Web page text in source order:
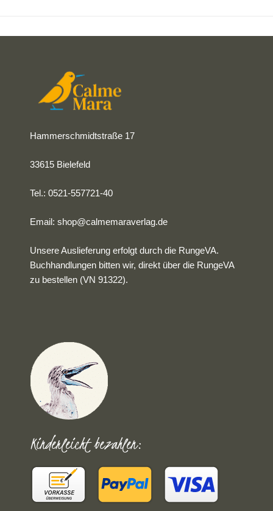
Hammerschmidtstraße 17
33615 Bielefeld
Tel.: 0521-557721-40
Email:shop@calmemaraverlag.de
Unsere Auslieferung erfolgt durch die RungeVA.
Buchhandlungen bitten wir, direkt über die RungeVA
zu bestellen (VN 91322).
Kinderleicht bezahlen: